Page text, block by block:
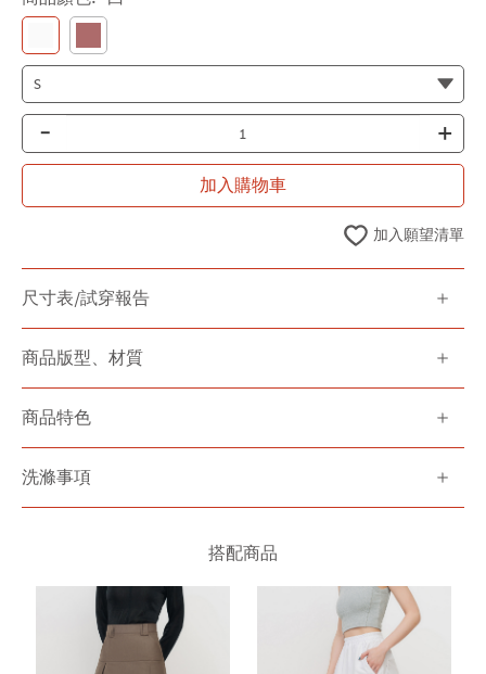
- +
加入購物車
加入願望清單
尺寸表/試穿報告
商品版型、材質
商品特色
洗滌事項
搭配商品